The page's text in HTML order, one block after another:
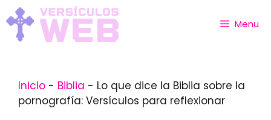
Skip
to
content
Menu
Inicio - Biblia - Lo que dice la Biblia sobre la
pornografía: Versículos para reflexionar